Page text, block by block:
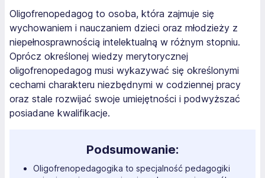
Oligofrenopedagog to osoba, która zajmuje się
wychowaniem i nauczaniem dzieci oraz młodzieży z
niepełnosprawnością intelektualną w różnym stopniu.
Oprócz określonej wiedzy merytorycznej
oligofrenopedagog musi wykazywać się określonymi
cechami charakteru niezbędnymi w codziennej pracy
oraz stale rozwijać swoje umiejętności i podwyższać
posiadane kwalifikacje.
Podsumowanie:
Oligofrenopedagogika to specjalność pedagogiki